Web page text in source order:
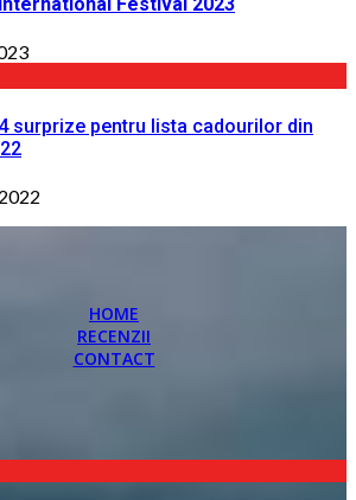
surprize pentru lista cadourilor din
HOME
RECENZII
CONTACT